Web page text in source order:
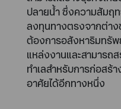
ปลายน้ำ ซึ่งความสัมฤ
ลงทุนทางตรงจากต่า
ต้องการอสังหาริมทรัพ
แหล่งงานและสามารถ
ทำเลสำหรับการก่อสร้
อาศัยได้อีกทางหนึ่ง